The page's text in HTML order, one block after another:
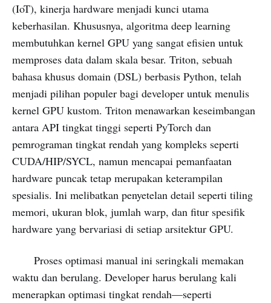
(IoT), kinerja hardware menjadi kunci utama
keberhasilan. Khususnya, algoritma deep learning
membutuhkan kernel GPU yang sangat efisien untuk
memproses data dalam skala besar. Triton, sebuah
bahasa khusus domain (DSL) berbasis Python, telah
menjadi pilihan populer bagi developer untuk menulis
kernel GPU kustom. Triton menawarkan keseimbangan
antara API tingkat tinggi seperti PyTorch dan
pemrograman tingkat rendah yang kompleks seperti
CUDA/HIP/SYCL, namun mencapai pemanfaatan
hardware puncak tetap merupakan keterampilan
spesialis. Ini melibatkan penyetelan detail seperti tiling
memori, ukuran blok, jumlah warp, dan fitur spesifik
hardware yang bervariasi di setiap arsitektur GPU.
Proses optimasi manual ini seringkali memakan
waktu dan berulang. Developer harus berulang kali
menerapkan optimasi tingkat rendah—seperti